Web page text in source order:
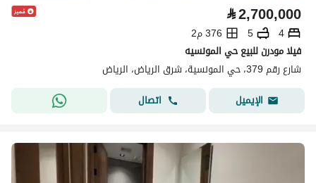
⃁2,700,000
4
5
376 م2
فيلا مودرن للبيع حي المونسيه
شارع رقم 379، حي المونسية، شرق الرياض، الرياض
الإيميل
اتصال